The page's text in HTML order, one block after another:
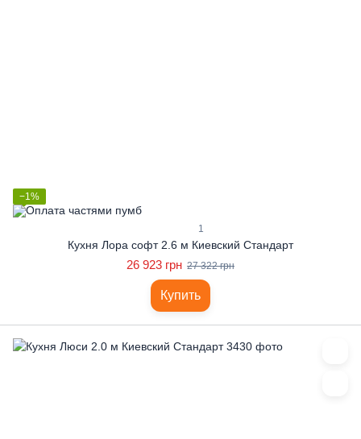
−1%
1
Кухня Лора софт 2.6 м Киевский Стандарт
26 923 грн 27 322 грн
Купить